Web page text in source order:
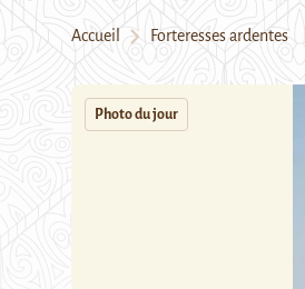
Accueil Forteresses ardentes
Photo du jour